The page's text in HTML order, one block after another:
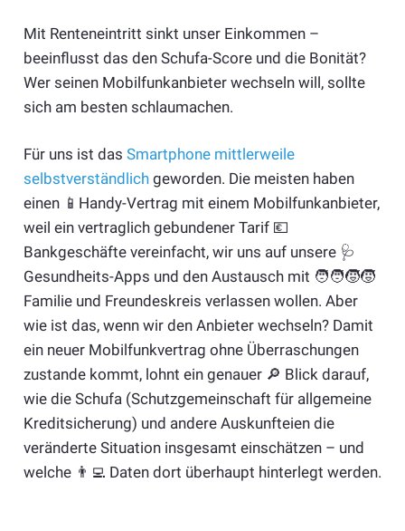
Mit Renteneintritt sinkt unser Einkommen –
beeinflusst das den Schufa-Score und die Bonität?
Wer seinen Mobilfunkanbieter wechseln will, sollte
sich am besten schlaumachen.
Für uns ist das Smartphone mittlerweile
selbstverständlichgeworden. Die meisten haben
einen 📱Handy-Vertrag mit einem Mobilfunkanbieter,
weil ein vertraglich gebundener Tarif 💶
Bankgeschäfte vereinfacht, wir uns auf unsere 🩺
Gesundheits-Apps und den Austausch mit 🧑‍🧑‍🧒‍🧒
Familie und Freundeskreis verlassen wollen. Aber
wie ist das, wenn wir den Anbieter wechseln? Damit
ein neuer Mobilfunkvertrag ohne Überraschungen
zustande kommt, lohnt ein genauer 🔎 Blick darauf,
wie die Schufa (Schutzgemeinschaft für allgemeine
Kreditsicherung) und andere Auskunfteien die
veränderte Situation insgesamt einschätzen – und
welche 👨‍💻 Daten dort überhaupt hinterlegt werden.